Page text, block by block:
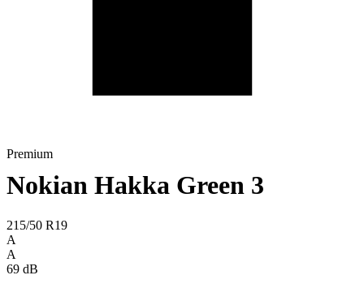
Premium
Nokian Hakka Green 3
215/50 R19
A
A
69 dB